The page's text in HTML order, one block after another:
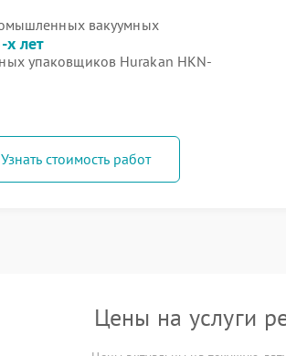
вакуумных
х лет
упаковщиков Hurakan HKN-
Узнать стоимость работ
Цены на услуги